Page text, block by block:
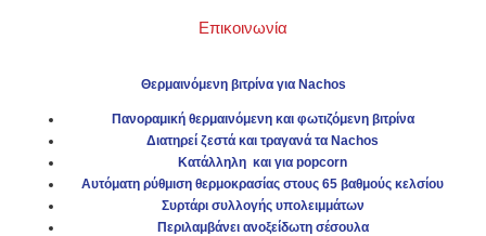
Επικοινωνία
Θερμαινόμενη βιτρίνα για Nachos
Πανοραμική θερμαινόμενη και φωτιζόμενη βιτρίνα
Διατηρεί ζεστά και τραγανά τα Nachos
Κατάλληλη και για popcorn
Αυτόματη ρύθμιση θερμοκρασίας στους 65 βαθμούς κελσίου
Συρτάρι συλλογής υπολειμμάτων
Περιλαμβάνει ανοξείδωτη σέσουλα